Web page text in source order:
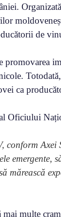
de
promovarea
ca
Oficiului
conform
mărească
multe